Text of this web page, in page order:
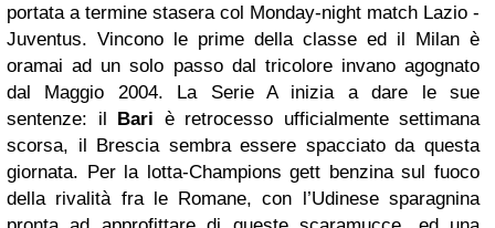
portata a termine stasera col Monday-night match Lazio -
Juventus. Vincono le prime della classe ed il Milan è
oramai ad un solo passo dal tricolore invano agognato
dal Maggio 2004. La Serie A inizia a dare le sue
sentenze: il Bari è retrocesso ufficialmente settimana
scorsa, il Brescia sembra essere spacciato da questa
giornata. Per la lotta-Champions gett benzina sul fuoco
della rivalità fra le Romane, con l’Udinese sparagnina